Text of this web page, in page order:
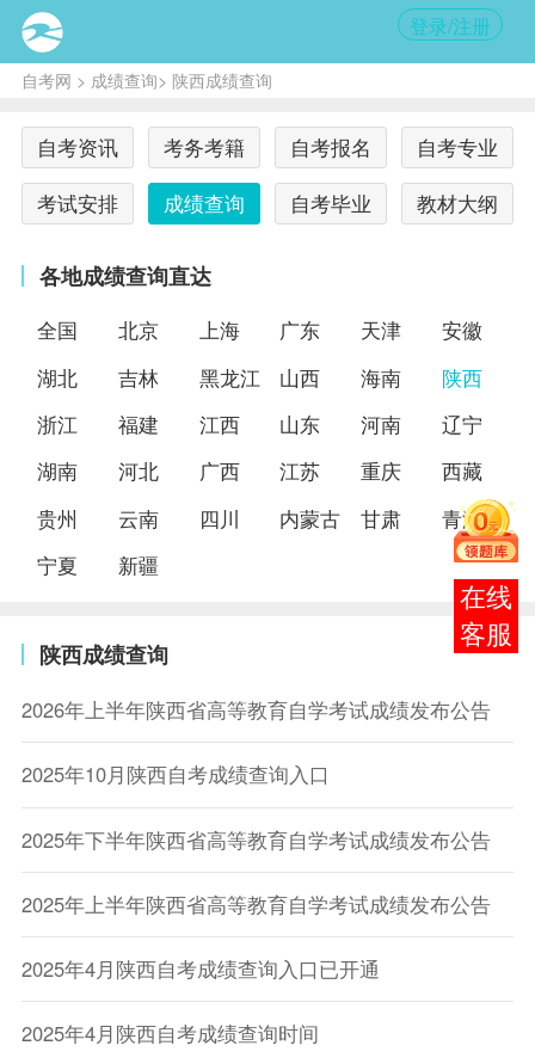
登录/注册
自考网 > 成绩查询> 陕西成绩查询
自考资讯 考务考籍 自考报名
自考专业
考试安排
成绩查询 自考毕业 教材大纲
各地成绩查询直达
全国 北京 上海 广东 天津
安徽
湖北
吉林 黑龙江 山西 海南
陕西
浙江
福建 江西 山东 河南
辽宁
湖南
河北 广西 江苏 重庆
西藏
贵州
云南 四川 内蒙古 甘肃
青海
宁夏
新疆
陕西成绩查询
2026年上半年陕西省高等教育自学考试成绩发布公告
2025年10月陕西自考成绩查询入口
2025年下半年陕西省高等教育自学考试成绩发布公告
2025年上半年陕西省高等教育自学考试成绩发布公告
2025年4月陕西自考成绩查询入口已开通
2025年4月陕西自考成绩查询时间
在线
客服